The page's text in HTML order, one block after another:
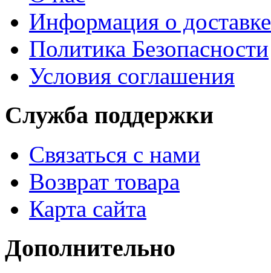
Информация о доставке
Политика Безопасности
Условия соглашения
Служба поддержки
Связаться с нами
Возврат товара
Карта сайта
Дополнительно